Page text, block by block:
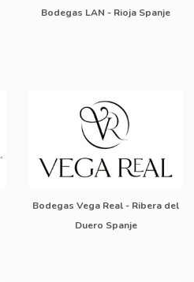
Bodegas LAN - Rioja Spanje
Bodegas Vega Real - Ribera del
Duero Spanje